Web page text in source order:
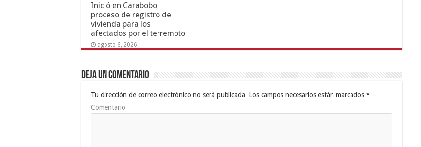
Inició en Carabobo
proceso de registro de
vivienda para los
afectados por el terremoto
agosto 6, 2026
Deja un comentario
Tu dirección de correo electrónico no será publicada. Los campos necesarios están marcados *
Comentario